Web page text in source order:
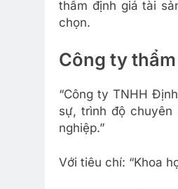
thẩm định giá tài
chọn.
Công ty
“Công ty TNHH
sự, trình độ
nghiệp.”
Với tiêu chí: “Khoa